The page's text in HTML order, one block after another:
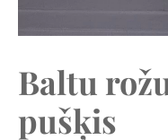
Baltu
pušķis